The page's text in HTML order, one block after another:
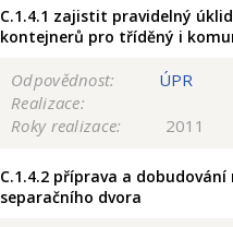
C.1.4.1 zajistit pravidelný
kontejnerů pro tříděný i
Odpovědnost:
ÚPR
Realizace:
Roky realizace:
2011
C.1.4.2 příprava a dobudování
separačního dvora